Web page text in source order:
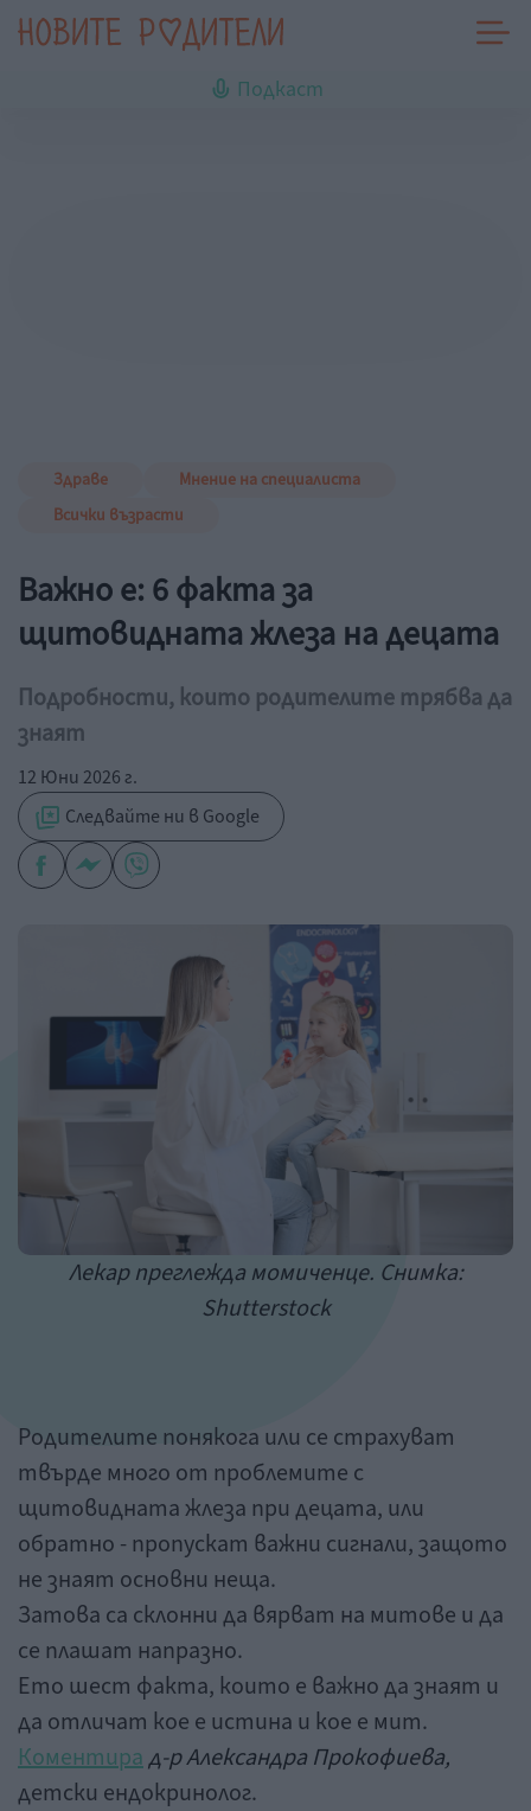
Подкаст
Здраве
Мнение на специалиста
Всички възрасти
Важно е: 6 факта за
щитовидната жлеза на децата
Подробности, които родителите трябва да
знаят
12 Юни 2026 г.
Следвайте ни в Google
Лекар преглежда момиченце. Снимка:
Shutterstock
Родителите понякога или се страхуват
твърде много от проблемите с
щитовидната жлеза при децата, или
обратно - пропускат важни сигнали, защото
не знаят основни неща.
Затова са склонни да вярват на митове и да
се плашат напразно.
Ето шест факта, които е важно да знаят и
да отличат кое е истина и кое е мит.
Коментирад-р Александра Прокофиева,
детски ендокринолог.